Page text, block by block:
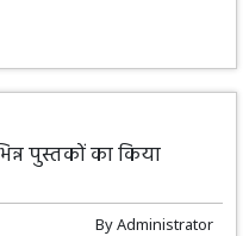
पुस्तकों का किया
ByAdministrator